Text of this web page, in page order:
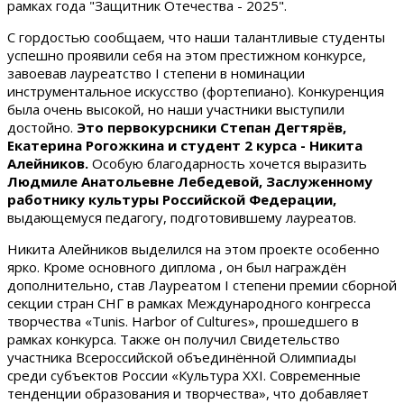
рамках года "Защитник Отечества - 2025".
С гордостью сообщаем, что наши талантливые студенты
успешно проявили себя на этом престижном конкурсе,
завоевав лауреатство I степени в номинации
инструментальное искусство (фортепиано). Конкуренция
была очень высокой, но наши участники выступили
достойно. Это первокурсники Степан Дегтярёв,
Екатерина Рогожкина и студент 2 курса - Никита
Алейников. Особую благодарность хочется выразить
Людмиле Анатольевне Лебедевой, Заслуженному
работнику культуры Российской Федерации,
выдающемуся педагогу, подготовившему лауреатов.
Никита Алейников выделился на этом проекте особенно
ярко. Кроме основного диплома , он был награждён
дополнительно, став Лауреатом I степени премии сборной
секции стран СНГ в рамках Международного конгресса
творчества «Tunis. Harbor of Cultures», прошедшего в
рамках конкурса. Также он получил Свидетельство
участника Всероссийской объединённой Олимпиады
среди субъектов России «Культура XXI. Современные
тенденции образования и творчества», что добавляет